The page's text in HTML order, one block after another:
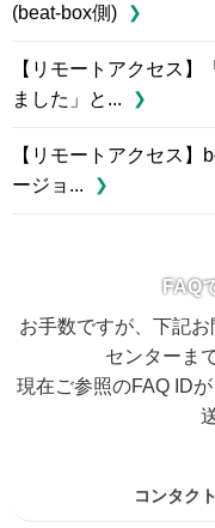
(beat-box側)
【リモートアクセス
ました」と...
【リモートアクセス
ージョ...
FAQ
お手数ですが、下記
センターま
現在ご参照のFAQ ID
コンタク